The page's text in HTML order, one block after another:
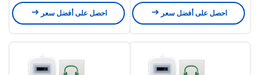
احصل على أفضل سعر احصل على أفضل سعر